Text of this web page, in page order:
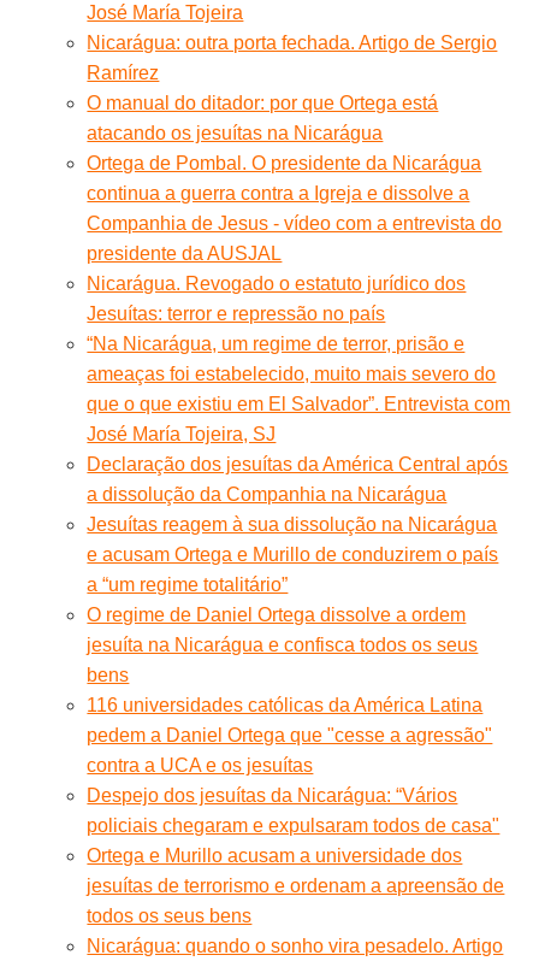
José María Tojeira
Nicarágua: outra porta fechada. Artigo de Sergio
Ramírez
O manual do ditador: por que Ortega está
atacando os jesuítas na Nicarágua
Ortega de Pombal. O presidente da Nicarágua
continua a guerra contra a Igreja e dissolve a
Companhia de Jesus - vídeo com a entrevista do
presidente da AUSJAL
Nicarágua. Revogado o estatuto jurídico dos
Jesuítas: terror e repressão no país
“Na Nicarágua, um regime de terror, prisão e
ameaças foi estabelecido, muito mais severo do
que o que existiu em El Salvador”. Entrevista com
José María Tojeira, SJ
Declaração dos jesuítas da América Central após
a dissolução da Companhia na Nicarágua
Jesuítas reagem à sua dissolução na Nicarágua
e acusam Ortega e Murillo de conduzirem o país
a “um regime totalitário”
O regime de Daniel Ortega dissolve a ordem
jesuíta na Nicarágua e confisca todos os seus
bens
116 universidades católicas da América Latina
pedem a Daniel Ortega que "cesse a agressão"
contra a UCA e os jesuítas
Despejo dos jesuítas da Nicarágua: “Vários
policiais chegaram e expulsaram todos de casa"
Ortega e Murillo acusam a universidade dos
jesuítas de terrorismo e ordenam a apreensão de
todos os seus bens
Nicarágua: quando o sonho vira pesadelo. Artigo